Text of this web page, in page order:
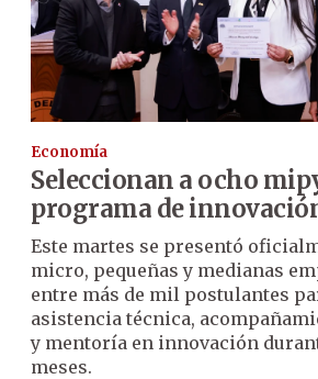
Economía
Seleccionan a ocho
programa de
Este martes se presentó
micro, pequeñas y medianas
entre más de mil postulantes
asistencia técnica,
y mentoría en innovación
meses.